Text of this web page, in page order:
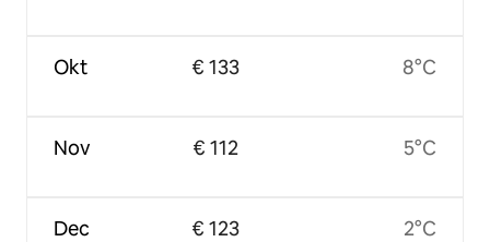
Okt
Nov
Dec
€ 133
€ 112
€ 123
8°C
5°C
2°C